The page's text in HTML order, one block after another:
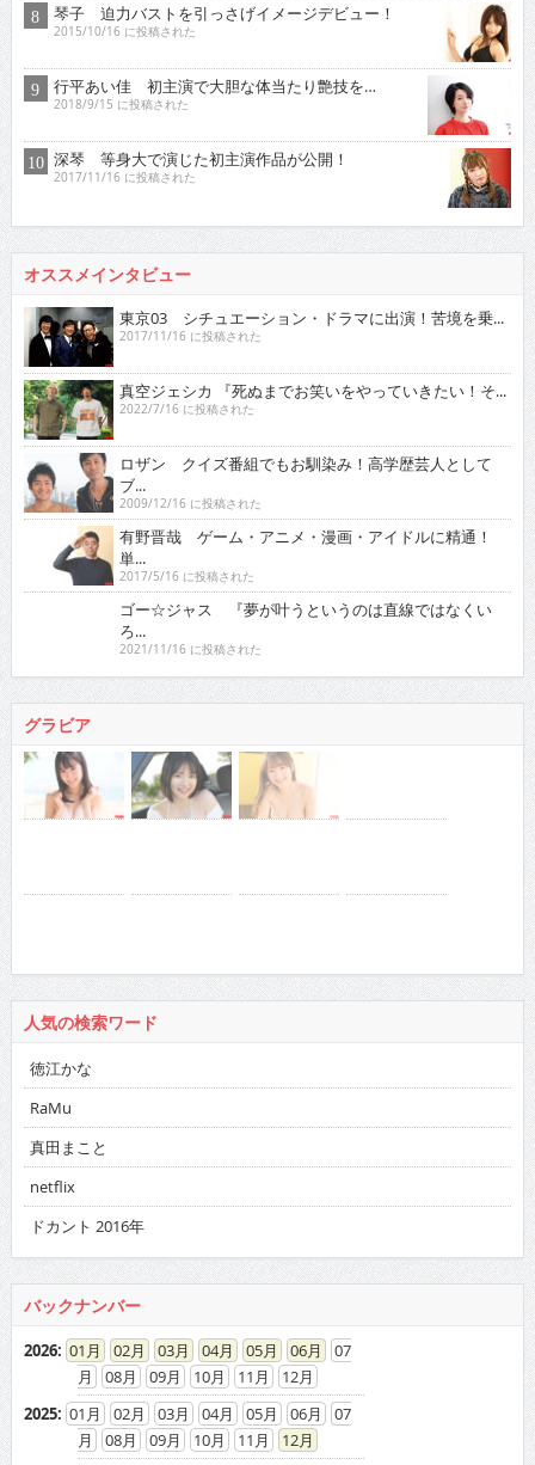
琴子 迫力バストを引っさげイメージデビュー！
2015/10/16 に投稿された
行平あい佳 初主演で大胆な体当たり艶技を…
2018/9/15 に投稿された
深琴 等身大で演じた初主演作品が公開！
2017/11/16 に投稿された
オススメインタビュー
東京03 シチュエーション・ドラマに出演！苦境を乗...
2017/11/16 に投稿された
真空ジェシカ 『死ぬまでお笑いをやっていきたい！そ...
2022/7/16 に投稿された
ロザン クイズ番組でもお馴染み！高学歴芸人として
ブ...
2009/12/16 に投稿された
有野晋哉 ゲーム・アニメ・漫画・アイドルに精通！
単...
2017/5/16 に投稿された
ゴー☆ジャス 『夢が叶うというのは直線ではなくい
ろ...
2021/11/16 に投稿された
グラビア
人気の検索ワード
徳江かな
RaMu
真田まこと
netflix
ドカント 2016年
バックナンバー
2026: 01 02 03 04 05 06
07
08
09 10 11
12
2025: 01 02 03 04 05 06
07
08
09 10 11 12